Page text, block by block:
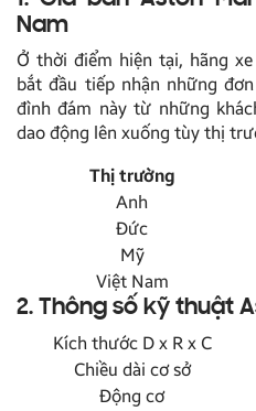
Nam
Ở thời điểm hiện tại, hãng
bắt đầu tiếp nhận những
đình đám này từ những
dao động lên xuống tùy thị
Thị trường
Anh
Đức
Mỹ
Việt Nam
2. Thông số kỹ thuật
Kích thước D x R x C
Chiều dài cơ sở
Động cơ